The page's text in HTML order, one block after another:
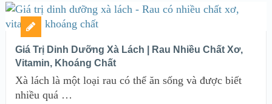
Giá Trị Dinh Dưỡng Xà Lách | Rau Nhiều Chất Xơ,
Vitamin, Khoáng Chất
Xà lách là một loại rau có thể ăn sống và được biết
nhiều quá …